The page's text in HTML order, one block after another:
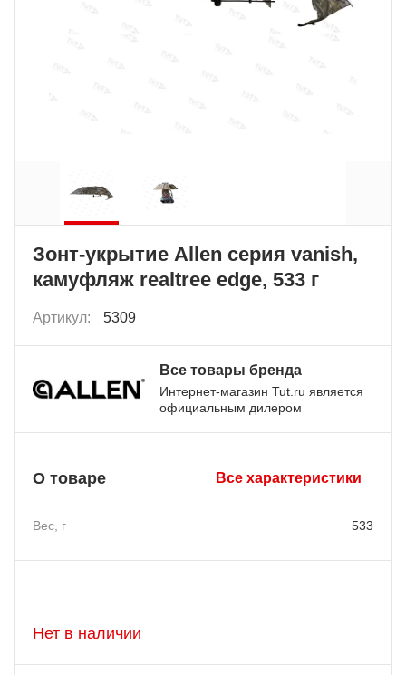
Зонт-укрытие Allen серия vanish,
камуфляж realtree edge, 533 г
Артикул: 5309
Все товары бренда
Интернет-магазин Tut.ru является
официальным дилером
О товаре Все характеристики
Вес, г 533
Нет в наличии